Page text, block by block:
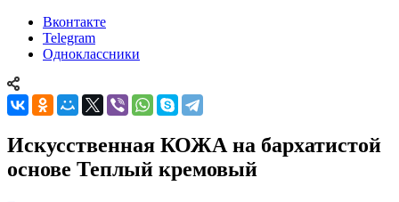
Вконтакте
Telegram
Одноклассники
Искусственная КОЖА на бархатистой
основе Теплый кремовый